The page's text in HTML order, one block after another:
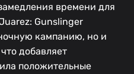
времени для
Gunslinger
кампанию, но и
добавляет
положительные